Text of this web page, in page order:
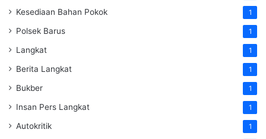
Kesediaan Bahan Pokok 1
Polsek Barus 1
Langkat 1
Berita Langkat 1
Bukber 1
Insan Pers Langkat 1
Autokritik 1